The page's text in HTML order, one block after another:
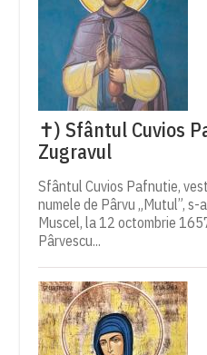
✝) Sfântul Cuvios
Zugravul
Sfântul Cuvios Pafnutie,
numele de Pârvu „Mutul”, s-
Muscel, la 12 octombrie
Pârvescu...